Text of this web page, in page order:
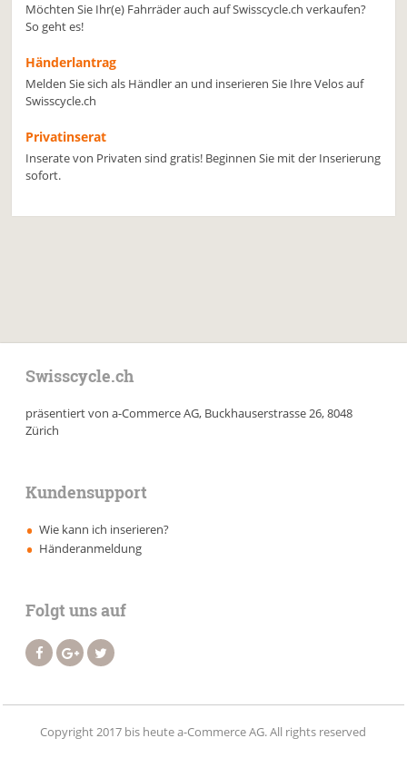
Möchten Sie Ihr(e) Fahrräder auch auf Swisscycle.ch verkaufen?
So geht es!
Händerlantrag
Melden Sie sich als Händler an und inserieren Sie Ihre Velos auf
Swisscycle.ch
Privatinserat
Inserate von Privaten sind gratis! Beginnen Sie mit der Inserierung
sofort.
Swisscycle.ch
präsentiert von a-Commerce AG, Buckhauserstrasse 26, 8048
Zürich
Kundensupport
Wie kann ich inserieren?
Händeranmeldung
Folgt uns auf
Copyright 2017 bis heute a-Commerce AG. All rights reserved